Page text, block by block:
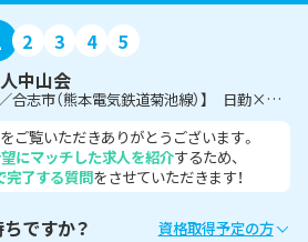
2 3 4 5
中山会
【熊本県／合志市（熊本電気鉄道菊池線）】 日勤×残業無し◎精神科病院にて作業療法士の募集です♪
ご覧いただきありがとうございます。
にマッチした求人を紹介するため、
完了する質問をさせていただきます！
ですか？ 資格取得予定の方